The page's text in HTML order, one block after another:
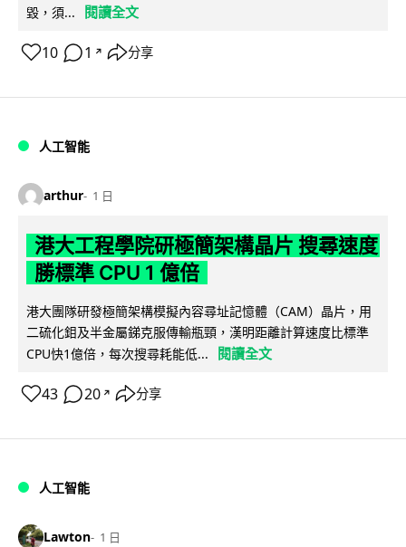
毀，須...
閱讀全文
10 1 ↗ 分享
人工智能
arthur 1 日
港大工程學院研極簡架構晶片 搜尋速度
勝標準 CPU 1 億倍
港大團隊研發極簡架構模擬內容尋址記憶體（CAM）晶片，用
二硫化鉬及半金屬銻克服傳輸瓶頸，漢明距離計算速度比標準
CPU快1億倍，每次搜尋耗能低...
閱讀全文
43 20 ↗ 分享
人工智能
Lawton 1 日